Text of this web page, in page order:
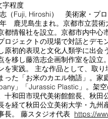
字程度
（Fuji, Hiroshi） 美術家・プ
鹿児島生まれ。京都市立芸術
都情報社を設立。京都市内中
ロジェクトの現場で対話とデモ
原初的表現と文化人類学に出会
を移し藤浩志企画制作室を設立
を実践。 主な作品として、取
った「お米のカエル物語」。
」「Jurassic Plastic」。架
十和田市現代美術館館長、秋田
を経て秋田公立美術大学・九州
長。 藤スタジオ代表 https://